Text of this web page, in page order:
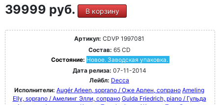
39999 руб. В корзину
Артикул: CDVP 1997081
Состав: 65 CD
Состояние: Новое. Заводская упаковка.
Дата релиза: 07-11-2014
Лейбл: Decca
Исполнители: Augér Arleen, soprano / Оже Арлен, сопрано Ameling
Elly, soprano / Амелинг Элли, сопрано Gulda Friedrich, piano / Гульда